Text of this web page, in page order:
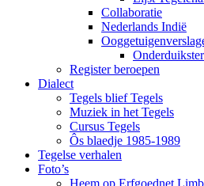
Collaboratie
Nederlands Indië
Register beroepen
Dialect
Tegels blief Tegels
Muziek in het Tegels
Cursus Tegels
Ôs blaedje 1985-1989
Tegelse verhalen
Foto’s
Heem op Erfgoednet